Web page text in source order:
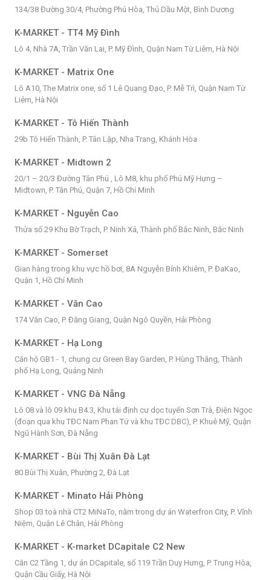
134/38 Đường 30/4, Phường Phú Hòa, Thủ Dầu Một, Bình Dương
K-MARKET - TT4 Mỹ Đình
Lô 4, Nhà 7A, Trần Văn Lai, P. Mỹ Đình, Quận Nam Từ Liêm, Hà Nội
K-MARKET - Matrix One
Lô A10, The Matrix one, số 1 Lê Quang Đạo, P. Mễ Trì, Quận Nam Từ
Liêm, Hà Nội
K-MARKET - Tô Hiến Thành
29b Tô Hiến Thành, P. Tân Lập, Nha Trang, Khánh Hòa
K-MARKET - Midtown 2
20/1 – 20/3 Đường Tân Phú , Lô M8, khu phố Phú Mỹ Hưng –
Midtown, P. Tân Phú, Quận 7, Hồ Chí Minh
K-MARKET - Nguyễn Cao
Thửa số 29 Khu Bờ Trạch, P. Ninh Xá, Thành phố Bắc Ninh, Bắc Ninh
K-MARKET - Somerset
Gian hàng trong khu vực hồ bơi, 8A Nguyễn Bỉnh Khiêm, P. ĐaKao,
Quận 1, Hồ Chí Minh
K-MARKET - Văn Cao
174 Văn Cao, P. Đằng Giang, Quận Ngô Quyền, Hải Phòng
K-MARKET - Hạ Long
Căn hộ GB1 - 1, chung cư Green Bay Garden, P. Hùng Thắng, Thành
phố Hạ Long, Quảng Ninh
K-MARKET - VNG Đà Nẵng
Lô 08 và lô 09 khu B4.3, Khu tái định cư dọc tuyến Sơn Trà, Điện Ngọc
(đoạn qua khu TĐC Nam Phan Tứ và khu TĐC DBC), P. Khuê Mỹ, Quận
Ngũ Hành Sơn, Đà Nẵng
K-MARKET - Bùi Thị Xuân Đà Lạt
80 Bùi Thị Xuân, Phường 2, Đà Lạt
K-MARKET - Minato Hải Phòng
Shop 03 toà nhà CT2 MiNaTo, nằm trong dự án Waterfron City, P. Vĩnh
Niệm, Quận Lê Chân, Hải Phòng
K-MARKET - K-market DCapitale C2 New
Căn C2 Tầng 1, dự án DCapitale, số 119 Trần Duy Hưng, P. Trung Hòa,
Quận Cầu Giấy, Hà Nội